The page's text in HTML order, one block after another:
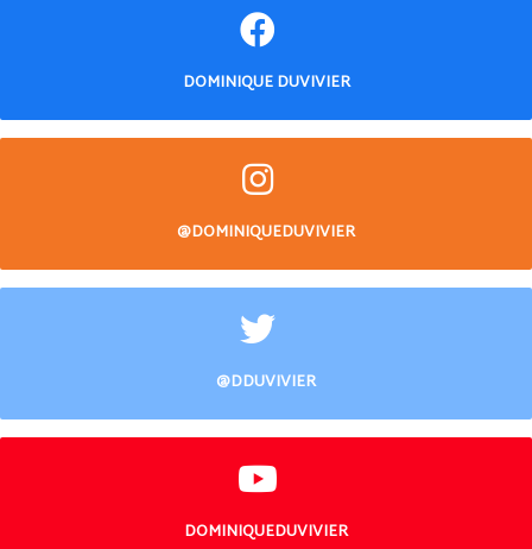
DOMINIQUE DUVIVIER
@DOMINIQUEDUVIVIER
@DDUVIVIER
DOMINIQUEDUVIVIER